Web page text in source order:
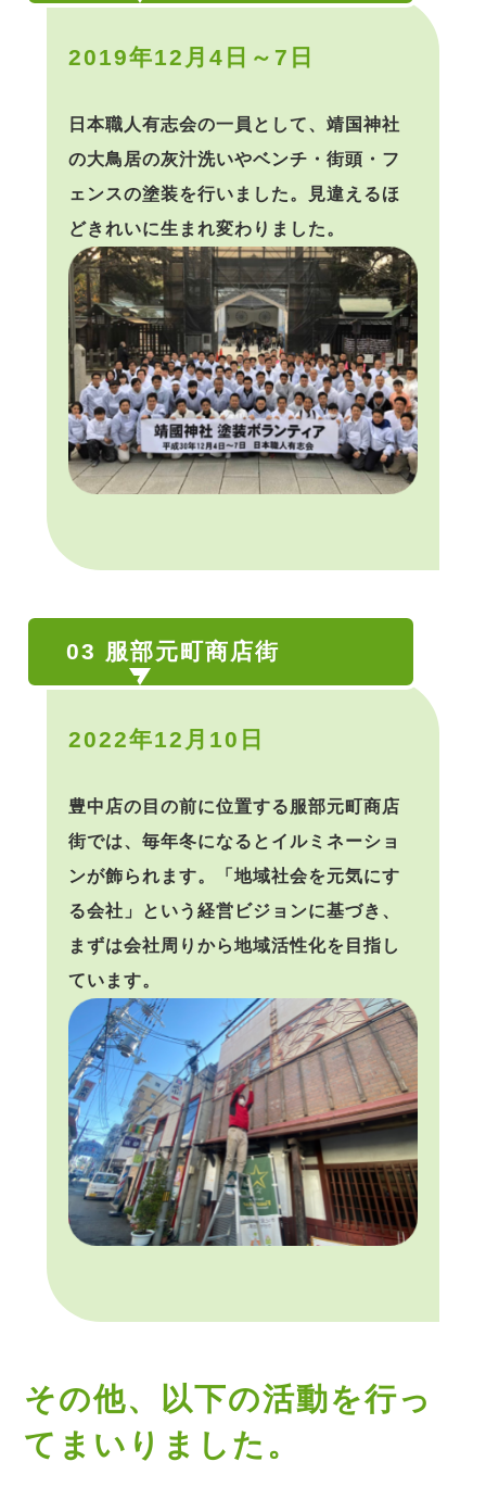
2019年12月4日～7日
日本職人有志会の一員として、靖国神社
の大鳥居の灰汁洗いやベンチ・街頭・フ
ェンスの塗装を行いました。見違えるほ
どきれいに生まれ変わりました。
03 服部元町商店街
2022年12月10日
豊中店の目の前に位置する服部元町商店
街では、毎年冬になるとイルミネーショ
ンが飾られます。「地域社会を元気にす
る会社」という経営ビジョンに基づき、
まずは会社周りから地域活性化を目指し
ています。
その他、以下の活動を行っ
てまいりました。